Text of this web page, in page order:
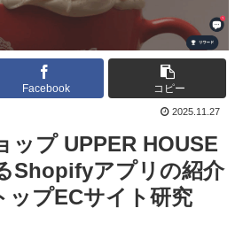
Facebook コピー
2025.11.27
ップ UPPER HOUSE
Shopifyアプリの紹介
ップECサイト研究